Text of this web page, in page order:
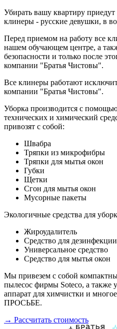
Убирать вашу квартиру
клинеры - русские девушки, в
Перед приемом на работу все
нашем обучающем центре, а
безопасности и только после
компании "Братья Чистовы".
Все клинеры работают
компании "Братья Чистовы".
Уборка производится с
технических и химический
привозят с собой:
Швабра
Тряпки из микрофибры
Тряпки для мытья окон
Губки
Щетки
Сгон для мытья окон
Мусорные пакеты
Экологичные средства для
Жироудалитель
Средство для дезинфекции
Универсальное средство
Средство для мытья окон
Мы привезем с собой
пылесос фирмы Soteco, а также
аппарат для химчистки и
ПРОСЬБЕ.
→ Рассчитать стоимость